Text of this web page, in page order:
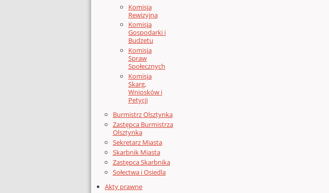
Komisja
Rewizyjna
Komisja
Gospodarki i
Budżetu
Komisja
Spraw
Społecznych
Komisja
Skarg,
Wniosków i
Petycji
Burmistrz Olsztynka
Zastępca Burmistrza
Olsztynka
Sekretarz Miasta
Skarbnik Miasta
Zastępca Skarbnika
Sołectwa i Osiedla
Akty prawne